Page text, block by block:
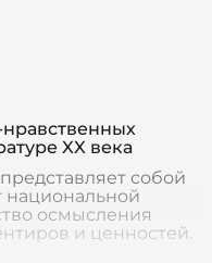
XX века
собой
национальной
осмысления
и ценностей.